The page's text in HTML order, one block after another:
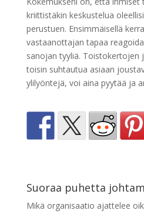
kriittistäkin keskustelua
perustuen. Ensimmäisellä
vastaanottajan tapaa
sanojan tyyliä. Toistokertojen
toisin suhtautua asiaan
ylilyöntejä, voi aina pyytää ja
Suoraa puhetta
Mikä organisaatio ajattelee